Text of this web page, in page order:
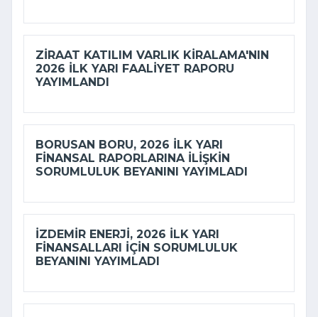
ZIRAAT KATILIM VARLIK KIRALAMA'NIN
2026 ILK YARI FAALIYET RAPORU
YAYIMLANDI
BORUSAN BORU, 2026 ILK YARI
FINANSAL RAPORLARINA ILIŞKIN
SORUMLULUK BEYANINI YAYIMLADI
İZDEMİR ENERJI, 2026 ILK YARI
FINANSALLARI IÇIN SORUMLULUK
BEYANINI YAYIMLADI